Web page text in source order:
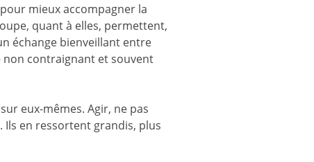
mieux accompagner la
quant à elles, permettent,
échange bienveillant entre
non contraignant et souvent
eux-mêmes. Agir, ne pas
en ressortent grandis, plus